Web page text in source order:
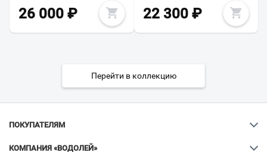
26 000 ₽ 22 300₽
Перейти в коллекцию
ПОКУПАТЕЛЯМ
КОМПАНИЯ «ВОДОЛЕЙ»